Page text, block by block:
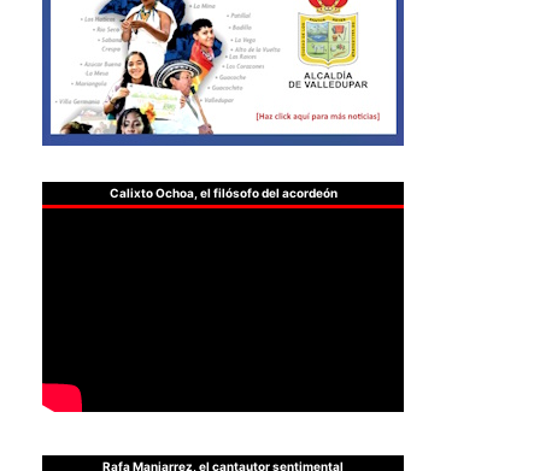
Calixto Ochoa, el filósofo del acordeón
Rafa Manjarrez, el cantautor sentimental